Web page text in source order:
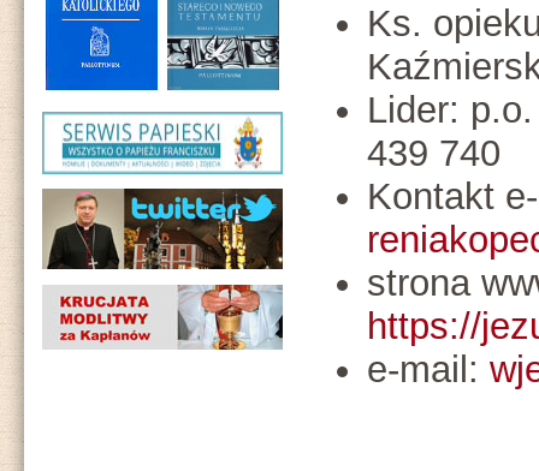
Ks.
Lider:
439 740
Kontakt
strona
https://
e-mail: